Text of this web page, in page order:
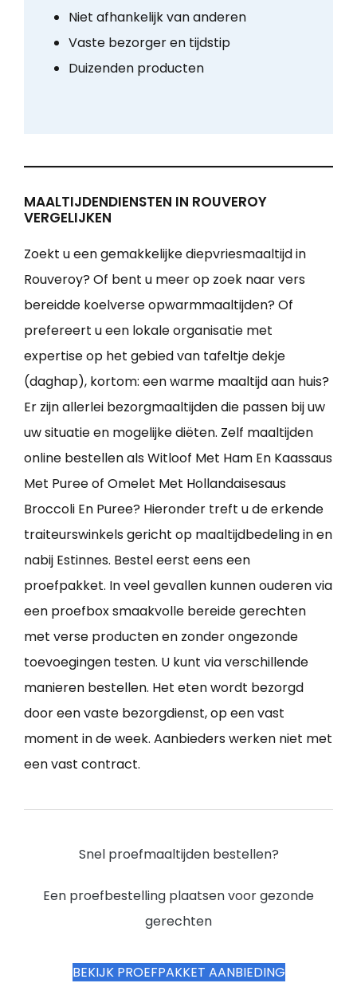
Niet afhankelijk van anderen
Vaste bezorger en tijdstip
Duizenden producten
MAALTIJDENDIENSTEN IN ROUVEROY
VERGELIJKEN
Zoekt u een gemakkelijke diepvriesmaaltijd in
Rouveroy? Of bent u meer op zoek naar vers
bereidde koelverse opwarmmaaltijden? Of
prefereert u een lokale organisatie met
expertise op het gebied van tafeltje dekje
(daghap), kortom: een warme maaltijd aan huis?
Er zijn allerlei bezorgmaaltijden die passen bij uw
uw situatie en mogelijke diëten. Zelf maaltijden
online bestellen als Witloof Met Ham En Kaassaus
Met Puree of Omelet Met Hollandaisesaus
Broccoli En Puree? Hieronder treft u de erkende
traiteurswinkels gericht op maaltijdbedeling in en
nabij Estinnes. Bestel eerst eens een
proefpakket. In veel gevallen kunnen ouderen via
een proefbox smaakvolle bereide gerechten
met verse producten en zonder ongezonde
toevoegingen testen. U kunt via verschillende
manieren bestellen. Het eten wordt bezorgd
door een vaste bezorgdienst, op een vast
moment in de week. Aanbieders werken niet met
een vast contract.
Snel proefmaaltijden bestellen?
Een proefbestelling plaatsen voor gezonde
gerechten
BEKIJK PROEFPAKKET AANBIEDING